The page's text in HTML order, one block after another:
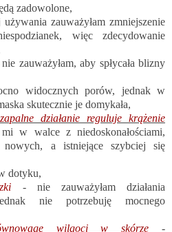
zadowolone,
zauważyłam zmniejszenie
więc zdecydowanie
zauważyłam, aby spłycała blizny
widocznych porów, jednak w
skutecznie je domykała,
działanie reguluje krążenie
w walce z niedoskonałościami,
nowych, a istniejące szybciej się
dotyku,
- nie zauważyłam działania
nie potrzebuję mocnego
wilgoci w skórze -